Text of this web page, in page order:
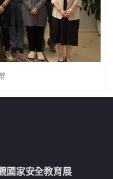
國家安全教育展